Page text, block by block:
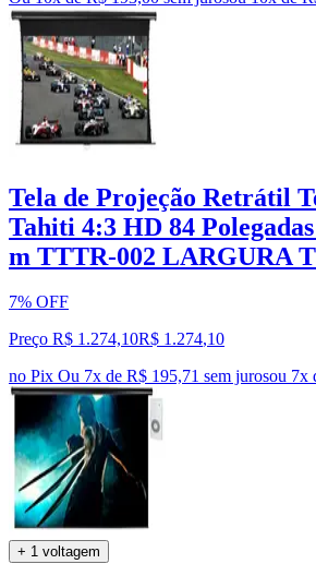
Tela de Projeção Retrátil
Tahiti 4:3 HD 84
m TTTR-002 LARGURA
7% OFF
Preço R$ 1.274,10R$ 1.274,10
no Pix Ou 7x de R$ 195,71 sem jurosou 7x
+ 1 voltagem